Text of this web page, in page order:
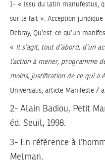
1- « Issu du latin manufestus,
sur le fait ». Acception juridique
Debray, Qu’est-ce qu’un
« Il s’agit, tout d’abord, d’un
l’action à mener, programme
moins, justification de ce qui a
Universalis, article Manifeste /
2- Alain Badiou, Petit
éd. Seuil, 1998.
3- En référence à
Melman.